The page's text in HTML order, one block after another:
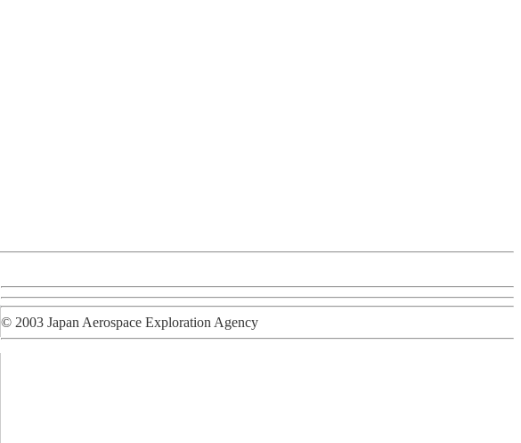
© 2003 Japan Aerospace Exploration Agency